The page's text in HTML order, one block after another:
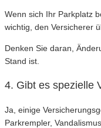
Wenn sich Ihr Parkplatz
wichtig, den Versicherer
Denken Sie daran,
Stand ist.
4. Gibt es spezielle
Ja, einige
Parkrempler,